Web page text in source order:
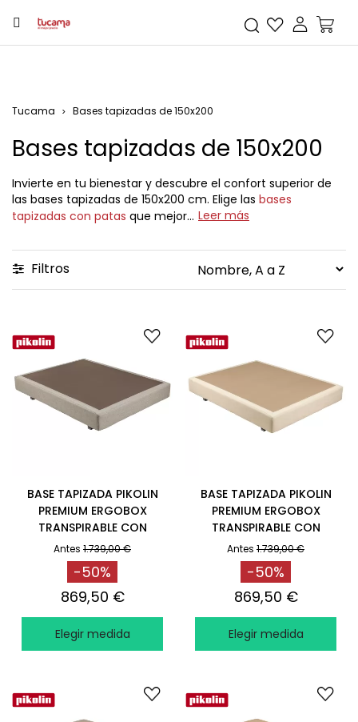
Tucama Bases tapizadas de 150x200
Bases tapizadas de 150x200
Invierte en tu bienestar y descubre el confort superior de
las bases tapizadas de 150x200 cm. Elige las bases
tapizadas con patas que mejor... Leer más
Filtros
BASE TAPIZADA PIKOLIN
PREMIUM ERGOBOX
TRANSPIRABLE CON
PATAS ASH
Antes 1.739,00 €
-50%
869,50 €
Elegir medida
BASE TAPIZADA PIKOLIN
PREMIUM ERGOBOX
TRANSPIRABLE CON
PATAS ASPEN
Antes 1.739,00 €
-50%
869,50 €
Elegir medida